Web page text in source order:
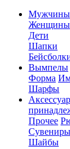
Мужчины
Женщины
Дети
Шапки
Вымпелы
Форма
Шарфы
Прочее
Сувениры
Шайбы